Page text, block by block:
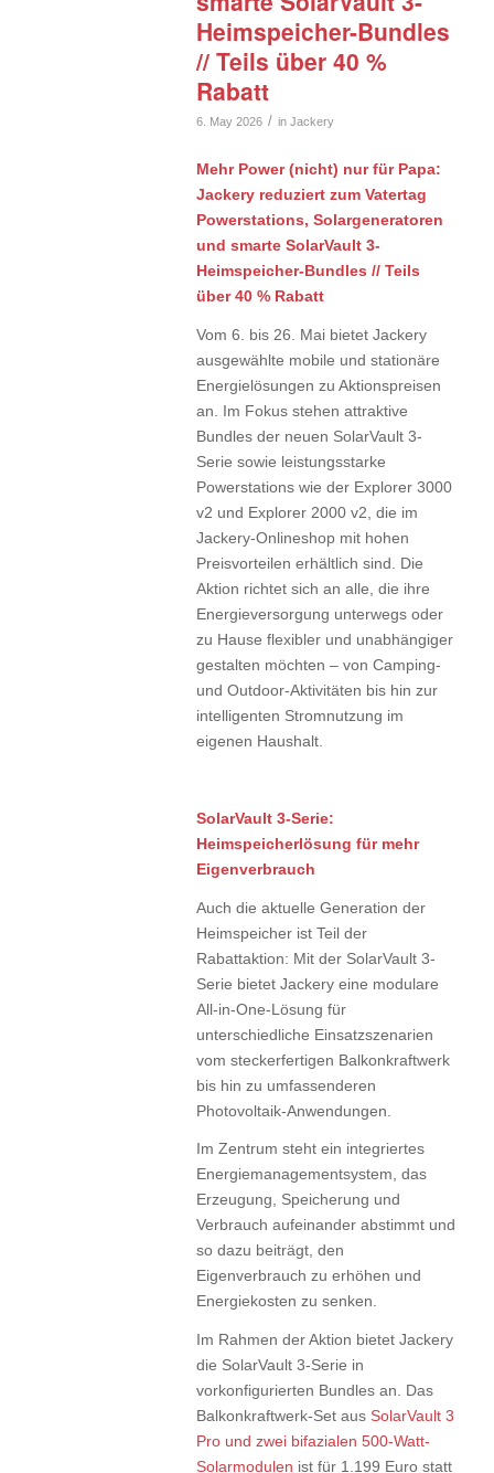
Heimspeicher-Bundles
// Teils über 40 %
Rabatt
6. May 2026 / in Jackery
Mehr Power (nicht) nur für Papa:
Jackery reduziert zum Vatertag
Powerstations, Solargeneratoren
und smarte SolarVault 3-
Heimspeicher-Bundles // Teils
über 40 % Rabatt
Vom 6. bis 26. Mai bietet Jackery
ausgewählte mobile und stationäre
Energielösungen zu Aktionspreisen
an. Im Fokus stehen attraktive
Bundles der neuen SolarVault 3-
Serie sowie leistungsstarke
Powerstations wie der Explorer 3000
v2 und Explorer 2000 v2, die im
Jackery-Onlineshop mit hohen
Preisvorteilen erhältlich sind. Die
Aktion richtet sich an alle, die ihre
Energieversorgung unterwegs oder
zu Hause flexibler und unabhängiger
gestalten möchten – von Camping-
und Outdoor-Aktivitäten bis hin zur
intelligenten Stromnutzung im
eigenen Haushalt.
SolarVault 3-Serie:
Heimspeicherlösung für mehr
Eigenverbrauch
Auch die aktuelle Generation der
Heimspeicher ist Teil der
Rabattaktion: Mit der SolarVault 3-
Serie bietet Jackery eine modulare
All-in-One-Lösung für
unterschiedliche Einsatzszenarien
vom steckerfertigen Balkonkraftwerk
bis hin zu umfassenderen
Photovoltaik-Anwendungen.
Im Zentrum steht ein integriertes
Energiemanagementsystem, das
Erzeugung, Speicherung und
Verbrauch aufeinander abstimmt und
so dazu beiträgt, den
Eigenverbrauch zu erhöhen und
Energiekosten zu senken.
Im Rahmen der Aktion bietet Jackery
die SolarVault 3-Serie in
vorkonfigurierten Bundles an. Das
Balkonkraftwerk-Set aus SolarVault 3
Pro und zwei bifazialen 500-Watt-
Solarmodulen ist für 1.199 Euro statt